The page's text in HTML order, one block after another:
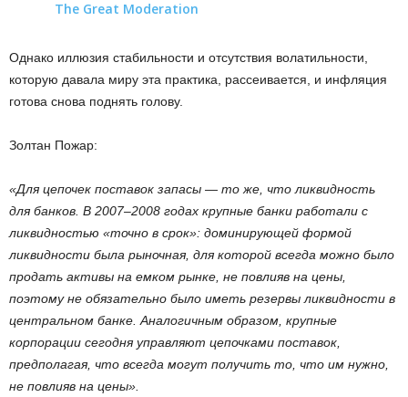
The Great Moderation
Однако иллюзия стабильности и отсутствия волатильности,
которую давала миру эта практика, рассеивается, и инфляция
готова снова поднять голову.
Золтан Пожар:
«Для цепочек поставок запасы — то же, что ликвидность
для банков. В 2007–2008 годах крупные банки работали с
ликвидностью «точно в срок»: доминирующей формой
ликвидности была рыночная, для которой всегда можно было
продать активы на емком рынке, не повлияв на цены,
поэтому не обязательно было иметь резервы ликвидности в
центральном банке. Аналогичным образом, крупные
корпорации сегодня управляют цепочками поставок,
предполагая, что всегда могут получить то, что им нужно,
не повлияв на цены».